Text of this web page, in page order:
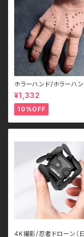
ホラーハンド/ホラーハ
ロウィン アダムス
¥1,332
10%OFF
4K撮影/忍者ドローン（